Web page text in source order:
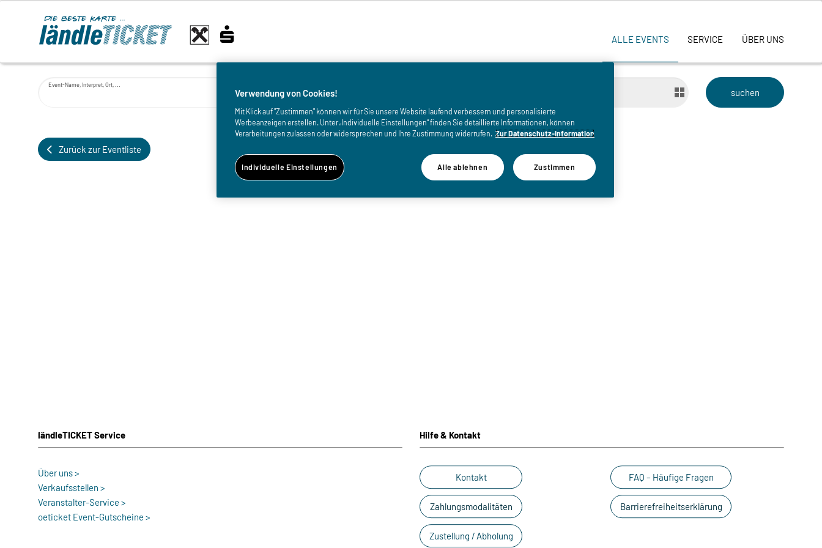
ALLE EVENTS SERVICE ÜBER UNS
Event-Name, Interpret, Ort, ...
Zurück zur Eventliste
ländleTICKET Service
Über uns >
Verkaufsstellen >
Veranstalter-Service >
oeticket Event-Gutscheine >
Hilfe & Kontakt
Kontakt
Zahlungsmodalitäten
Zustellung / Abholung
FAQ – Häufige Fragen
Barrierefreiheitserklärung
Verwendung von Cookies!
Mit Klick auf "Zustimmen" können wir für Sie unsere Website laufend verbessern und personalisierte
Werbeanzeigen erstellen. Unter „Individuelle Einstellungen“ finden Sie detaillierte Informationen, können
Verarbeitungen zulassen oder widersprechen und Ihre Zustimmung widerrufen. Zur Datenschutz-Information
Alle ablehnen Zustimmen
Individuelle Einstellungen